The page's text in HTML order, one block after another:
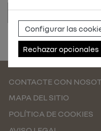
Referencia:
CONTACTE CON
MAPA DEL SITIO
POLÍTICA DE COOKIES
Configurar las
Rechazar opcionales